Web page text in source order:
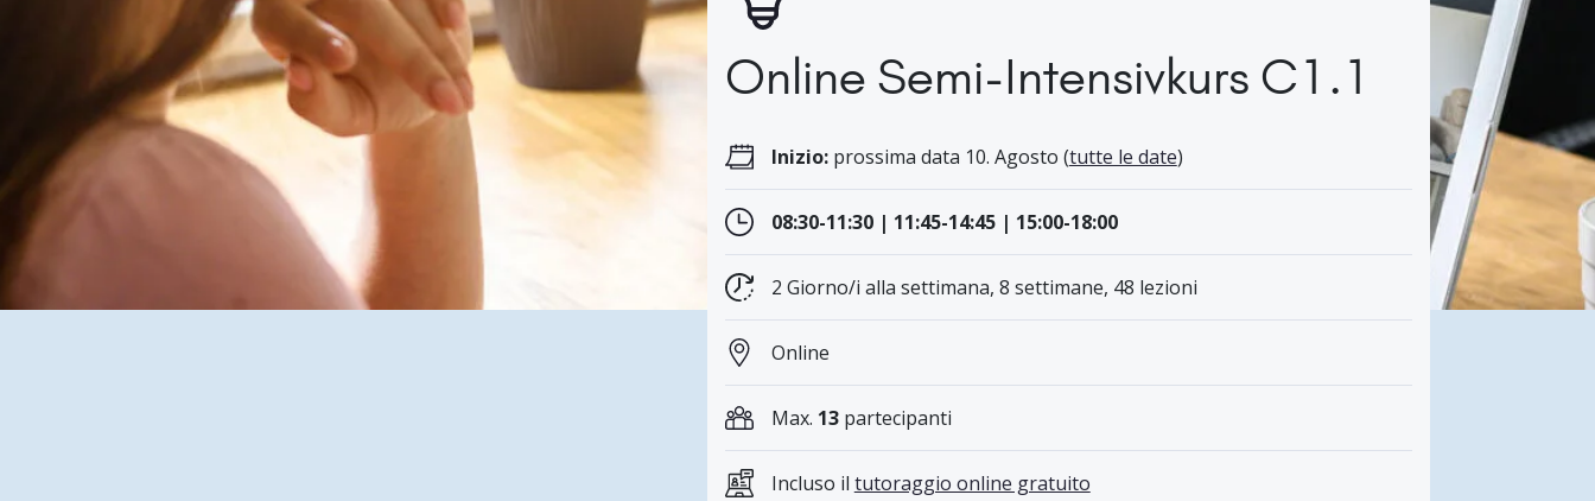
Online Semi-Intensivkurs C1.1
Inizio:prossima data 10. Agosto (tutte le date)
08:30-11:30 | 11:45-14:45 | 15:00-18:00
2 Giorno/i alla settimana, 8 settimane, 48 lezioni
Online
Max. 13partecipanti
Incluso il tutoraggio online gratuito